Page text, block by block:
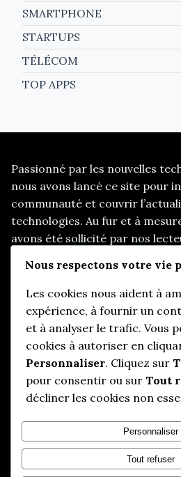
SMARTPHONE
STARTUPS
TÉLÉCOM
TOP APPS
Passionné par les nouvelles
nous avons lancé ce site pour
communauté et couvrir
technologies. Au fur et à
avons été sollicité par nos
articles sur d’autres
up, le e-marketing, et d’autres
pertinents.
Informations utiles
Qui somme-nous ?
Politique de confidentialité
Nous contacter
Nous respectons votre vie
Les cookies nous aident à
expérience, à fournir un
et à analyser le trafic. Vous
cookies à autoriser en
Personnaliser. Cliquez sur
pour consentir ou sur Tout
décliner les cookies non
Personnaliser
Tout refuser